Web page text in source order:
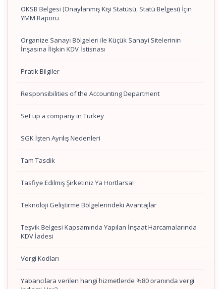
OKSB Belgesi (Onaylanmış Kişi Statüsü, Statü Belgesi) İçin
YMM Raporu
Organize Sanayi Bölgeleri ile Küçük Sanayi Sitelerinin
İnşasına İlişkin KDV İstisnası
Pratik Bilgiler
Responsibilities of the Accounting Department
Set up a company in Turkey
SGK İşten Ayrılış Nedenleri
Tam Tasdik
Tasfiye Edilmiş Şirketiniz Ya Hortlarsa!
Teknoloji Geliştirme Bölgelerindeki Avantajlar
Teşvik Belgesi Kapsamında Yapılan İnşaat Harcamalarında
KDV İadesi
Vergi Kodları
Yabancılara verilen hangi hizmetlerde %80 oranında vergi